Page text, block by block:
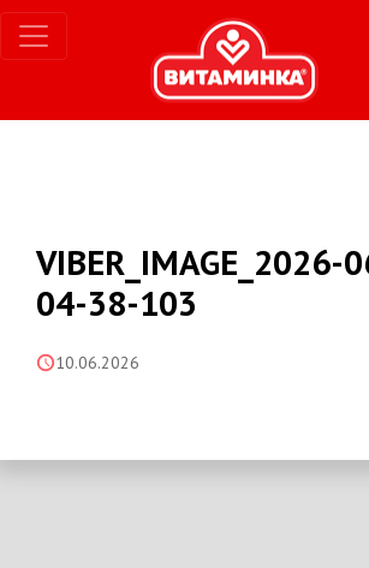
VIBER_IMAGE_2026-
04-38-103
10.06.2026